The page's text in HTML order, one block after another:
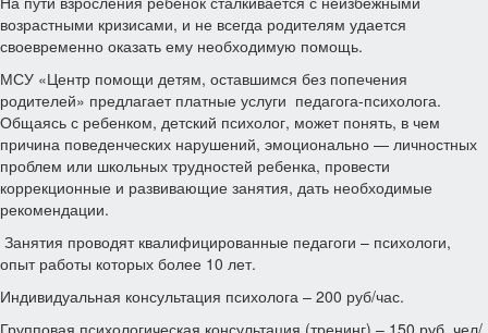
возрастными кризисами, и не всегда родителям удается
своевременно оказать ему необходимую помощь.
МСУ «Центр помощи детям, оставшимся без попечения
родителей» предлагает платные услуги педагога-психолога.
Общаясь с ребенком, детский психолог, может понять, в чем
причина поведенческих нарушений, эмоционально — личностных
проблем или школьных трудностей ребенка, провести
коррекционные и развивающие занятия, дать необходимые
рекомендации.
Занятия проводят квалифицированные педагоги – психологи,
опыт работы которых более 10 лет.
Индивидуальная консультация психолога – 200 руб/час.